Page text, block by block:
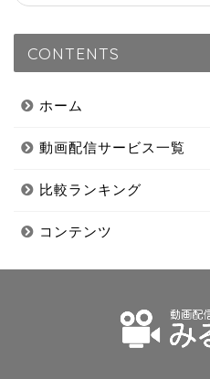
CONTENTS
ホーム
動画配信サービス一覧
比較ランキング
コンテンツ